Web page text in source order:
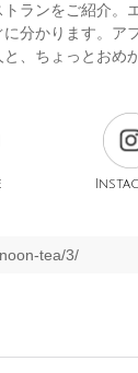
ランをご紹介。
分かります。ア
、ちょっとおめ
tea/3/